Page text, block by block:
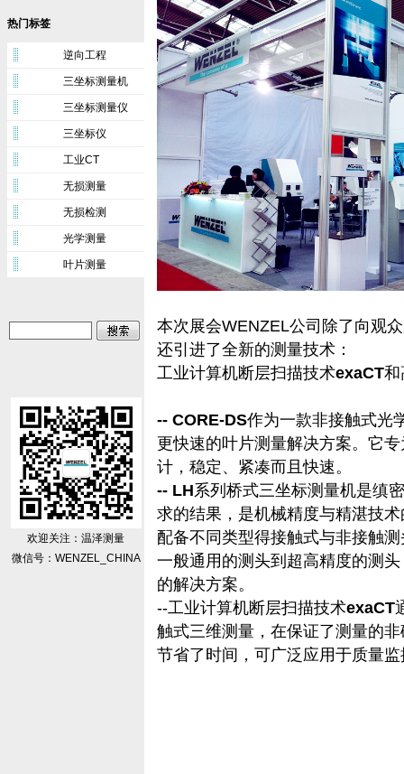
热门标签
逆向工程
三坐标测量机
三坐标测量仪
三坐标仪
工业CT
无损测量
无损检测
光学测量
叶片测量
欢迎关注：温泽测量
微信号：WENZEL_CHINA
本次展会WENZEL公司除了向观
还引进了全新的测量技术：
工业计算机断层扫描技术exaCT和
-- CORE-DS作为一款非接触式光
更快速的叶片测量解决方案。它
计，稳定、紧凑而且快速。
-- LH系列桥式三坐标测量机是缜
求的结果，是机械精度与精湛技
配备不同类型得接触式与非接触
一般通用的测头到超高精度的测
的解决方案。
--工业计算机断层扫描技术exaCT
触式三维测量，在保证了测量的
节省了时间，可广泛应用于质量